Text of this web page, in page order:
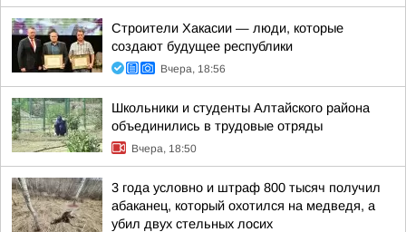
Строители Хакасии — люди, которые
создают будущее республики
Вчера, 18:56
Школьники и студенты Алтайского района
объединились в трудовые отряды
Вчера, 18:50
3 года условно и штраф 800 тысяч получил
абаканец, который охотился на медведя, а
убил двух стельных лосих